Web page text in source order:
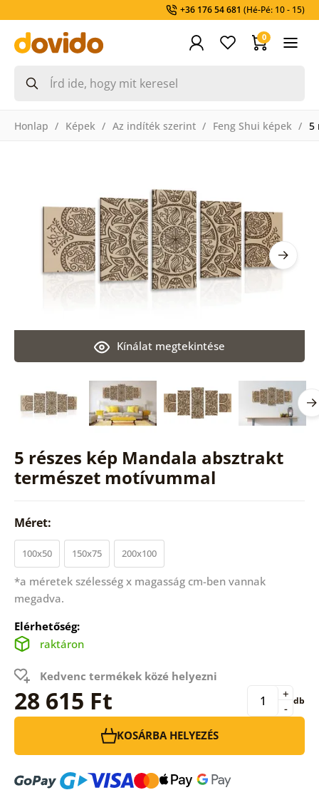
+36 176 54 681 (Hé-Pé: 10 - 15)
0
Honlap Képek Az indíték szerint Feng Shui képek 5
5 részes kép Mandala absztrakt
természet motívummal
Kínálat megtekintése
Méret:
100x50 150x75 200x100
*a méretek szélesség x magasság cm-ben vannak
megadva.
Elérhetőség:
raktáron
Kedvenc termékek közé helyezni
28 615 Ft -
+ db
KOSÁRBA HELYEZÉS